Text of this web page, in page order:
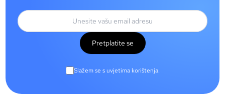
Pretplatite se
Slažem se s uvjetima korištenja.